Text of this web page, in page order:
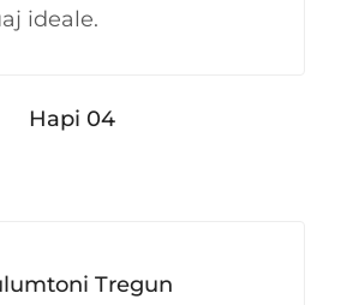
Hapi 04
ideale.
Tregun